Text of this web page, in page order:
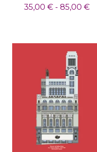
35,00 € - 85,00 €